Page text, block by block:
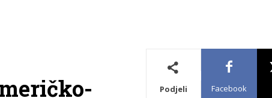
Podjeli Facebook